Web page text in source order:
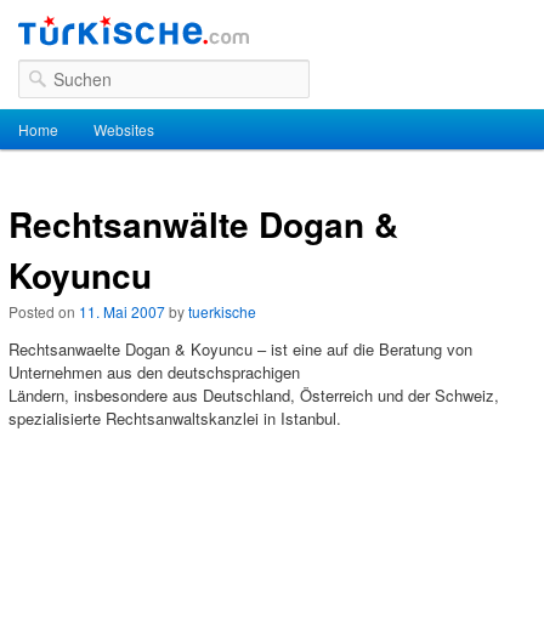
Suchen
Hauptmenü
Zum Inhalt wechseln
Zum sekundären Inhalt wechseln
Home Websites
Rechtsanwälte Dogan &
Koyuncu
Posted on 11. Mai 2007 bytuerkische
Rechtsanwaelte Dogan & Koyuncu – ist eine auf die Beratung von
Unternehmen aus den deutschsprachigen
Ländern, insbesondere aus Deutschland, Österreich und der Schweiz,
spezialisierte Rechtsanwaltskanzlei in Istanbul.